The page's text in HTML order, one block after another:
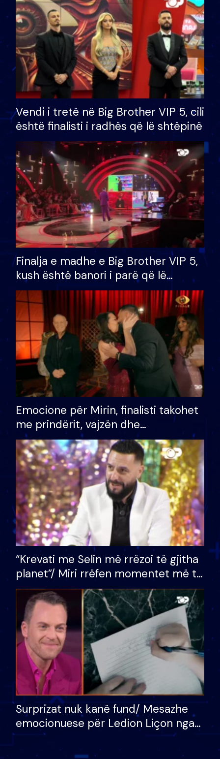
Vendi i tretë në Big Brother VIP 5, cili
është finalisti i radhës që lë shtëpinë
Finalja e madhe e Big Brother VIP 5,
kush është banori i parë që lë
shtëpinë dhe humb mundësinë për
të fituar çmimin e madh
Emocione për Mirin, finalisti takohet
me prindërit, vajzën dhe
bashkëshorten: S’kemi ndonjë letër
divorci apo jo?
“Krevati me Selin më rrëzoi të gjitha
planet”/ Miri rrëfen momentet më të
bukura në shtëpinë e BB VIP: Do më
mungojë zilja e mëngjesit kur…
Surprizat nuk kanë fund/ Mesazhe
emocionuese për Ledion Liçon nga
nëna dhe fëmijët e tij, moderatori
nuk i mban dot lotët: Nuk meritoj…